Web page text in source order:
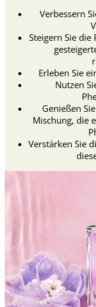
Verbessern
Steigern Sie
Erleben Sie
Nutzen
Genießen
Mischung, die
Verstärken Sie